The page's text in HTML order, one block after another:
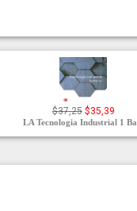
$37,25 $35,39
LA Tecnologia Industrial 1 Ba